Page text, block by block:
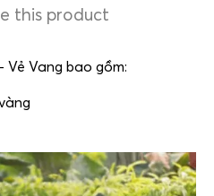
this product
Vẻ Vang bao gồm: